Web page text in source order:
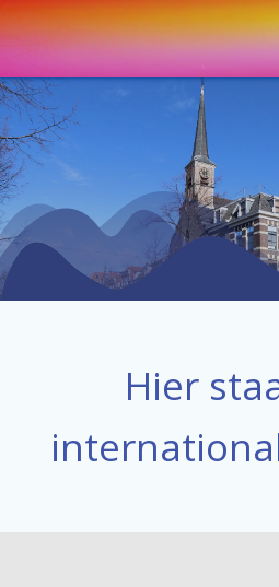
de
Hier